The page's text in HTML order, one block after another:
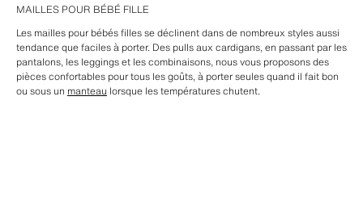
MAILLES POUR BÉBÉ FILLE
Les mailles pour bébés filles se déclinent dans de nombreux styles aussi
tendance que faciles à porter. Des pulls aux cardigans, en passant par les
pantalons, les leggings et les combinaisons, nous vous proposons des
pièces confortables pour tous les goûts, à porter seules quand il fait bon
ou sous un manteau lorsque les températures chutent.